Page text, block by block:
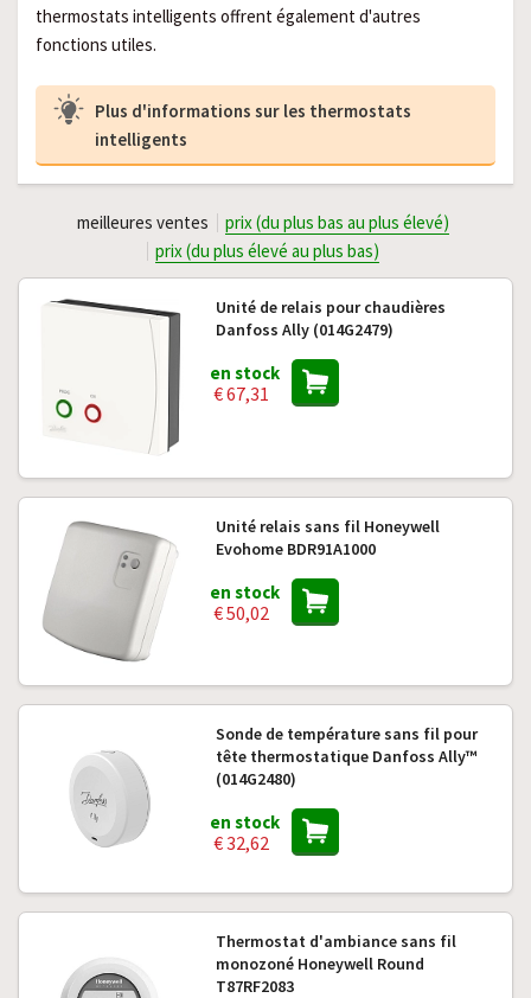
thermostats intelligents offrent également d'autres
fonctions utiles.
Plus d'informations sur les thermostats
intelligents
meilleures ventes
prix (du plus bas au plus élevé)
prix (du plus élevé au plus bas)
Unité de relais pour chaudières
Danfoss Ally (014G2479)
en stock
€ 67,31
Unité relais sans fil Honeywell
Evohome BDR91A1000
en stock
€ 50,02
Sonde de température sans fil pour
tête thermostatique Danfoss Ally™
(014G2480)
en stock
€ 32,62
Thermostat d'ambiance sans fil
monozoné Honeywell Round
T87RF2083